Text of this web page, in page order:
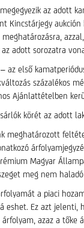
az adott
Kincstárjegy
adott sorozatra
az első
százalékos
Ajánlattételben
körét az adott
meghatározott
Magyar
meg nem
a piaci
eshet. Ez azt jelenti,
azaz a tőke